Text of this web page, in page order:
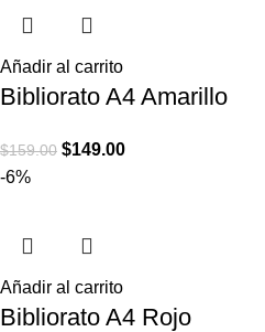
Añadir al carrito
Bibliorato A4 Amarillo
$159.00 $149.00
-6%
Añadir al carrito
Bibliorato A4 Rojo